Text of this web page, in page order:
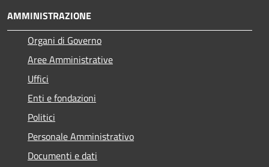
AMMINISTRAZIONE
Organi di Governo
Aree Amministrative
Uffici
Enti e fondazioni
Politici
Personale Amministrativo
Documenti e dati